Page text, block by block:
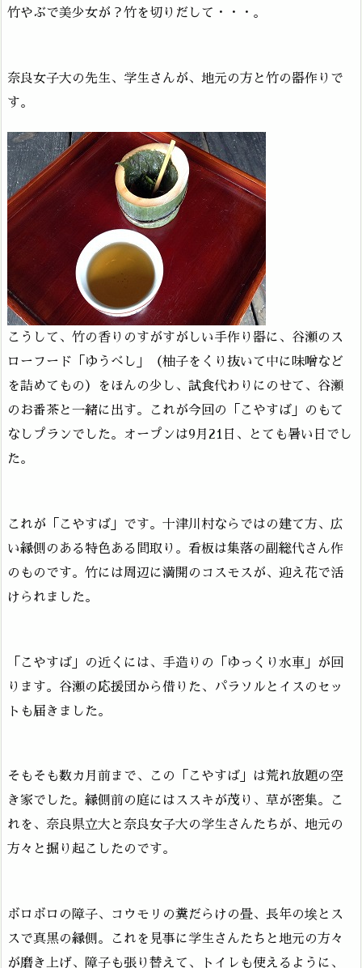
竹やぶで美少女が？竹を切りだして・・・。
奈良女子大の先生、学生さんが、地元の方と竹の器作りで
す。
こうして、竹の香りのすがすがしい手作り器に、谷瀬のス
ローフード「ゆうべし」（柚子をくり抜いて中に味噌など
を詰めてもの）をほんの少し、試食代わりにのせて、谷瀬
のお番茶と一緒に出す。これが今回の「こやすば」のもて
なしプランでした。オープンは9月21日、とても暑い日でし
た。
これが「こやすば」です。十津川村ならではの建て方、広
い縁側のある特色ある間取り。看板は集落の副総代さん作
のものです。竹には周辺に満開のコスモスが、迎え花で活
けられました。
「こやすば」の近くには、手造りの「ゆっくり水車」が回
ります。谷瀬の応援団から借りた、パラソルとイスのセッ
トも届きました。
そもそも数カ月前まで、この「こやすば」は荒れ放題の空
き家でした。縁側前の庭にはススキが茂り、草が密集。こ
れを、奈良県立大と奈良女子大の学生さんたちが、地元の
方々と掘り起こしたのです。
ボロボロの障子、コウモリの糞だらけの畳、長年の埃とス
スで真黒の縁側。これを見事に学生さんたちと地元の方々
が磨き上げ、障子も張り替えて、トイレも使えるように、